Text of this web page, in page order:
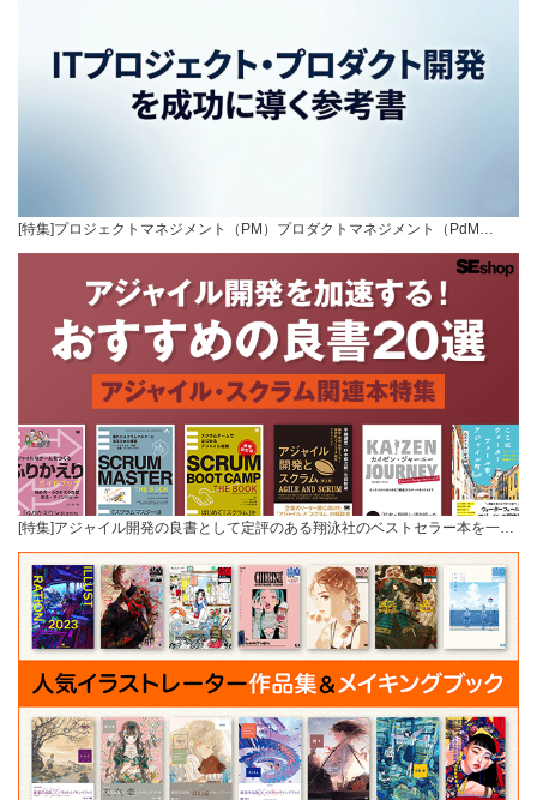
[特集]プロジェクトマネジメント（PM）プロダクトマネジメント（PdM…
[特集]アジャイル開発の良書として定評のある翔泳社のベストセラー本を一…